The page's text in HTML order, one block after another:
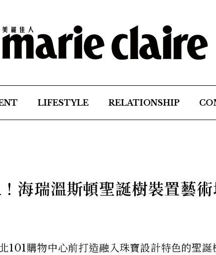
LIFESTYLE RELATIONSHIP
海瑞溫斯頓聖誕樹裝置藝
購物中心前打造融入珠寶設計特色的聖誕